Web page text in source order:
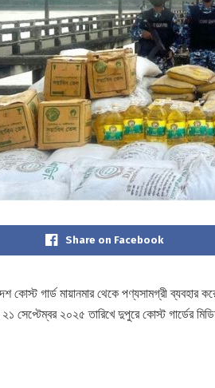
Share on Facebook
কোস্ট গার্ড মায়ানমার থেকে পণ্যসামগ্রী ব্যবহার
২১ সেপ্টেম্বর ২০২৫ তারিখে দুপুরে কোস্ট গার্ডের